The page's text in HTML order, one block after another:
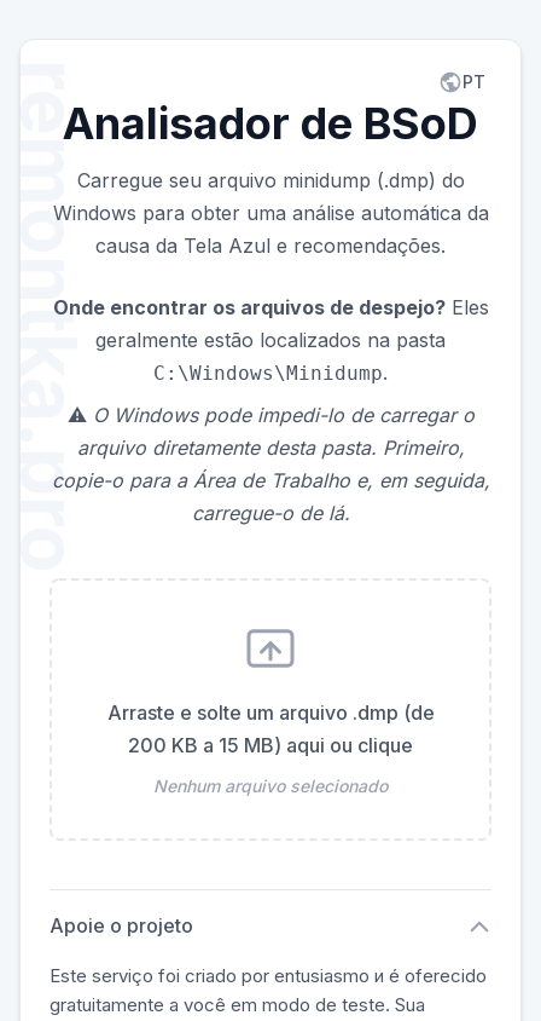
PT
Analisador de BSoD
Carregue seu arquivo minidump (.dmp) do
Windows para obter uma análise automática da
causa da Tela Azul e recomendações.
Onde encontrar os arquivos de despejo?Eles
geralmente estão localizados na pasta
C:\Windows\Minidump.
⚠️ O Windows pode impedi-lo de carregar o
arquivo diretamente desta pasta. Primeiro,
copie-o para a Área de Trabalho e, em seguida,
carregue-o de lá.
Arraste e solte um arquivo .dmp (de
200 KB a 15 MB) aqui ou clique
Nenhum arquivo selecionado
Apoie o projeto
Este serviço foi criado por entusiasmo и é oferecido
gratuitamente a você em modo de teste. Sua